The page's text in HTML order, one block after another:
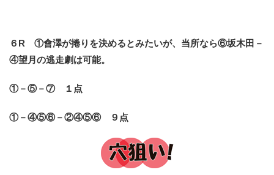
６R ①會澤が捲りを決めるとみたいが、当所なら⑥坂木田－
④望月の逃走劇は可能。
①－⑤－⑦ １点
①－④⑤⑥－②④⑤⑥ ９点